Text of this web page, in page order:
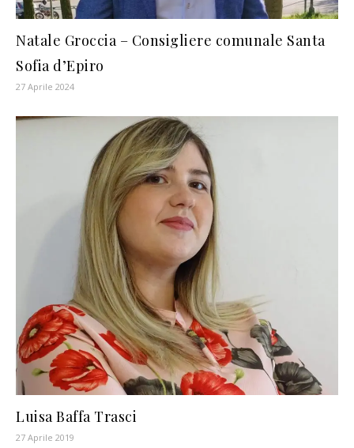
Natale Groccia – Consigliere comunale Santa
Sofia d’Epiro
27 Aprile 2024
Luisa Baffa Trasci
27 Aprile 2019